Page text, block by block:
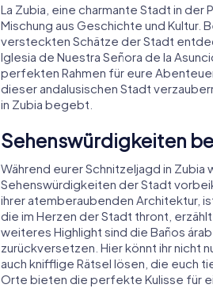
La Zubia, eine charmante Stadt in
Mischung aus Geschichte und Kultur.
versteckten Schätze der Stadt
Iglesia de Nuestra Señora de la
perfekten Rahmen für eure
dieser andalusischen Stadt
in Zubia begebt.
Sehenswürdigkeiten
Während eurer Schnitzeljagd in
Sehenswürdigkeiten der Stadt
ihrer atemberaubenden Architektur,
die im Herzen der Stadt thront,
weiteres Highlight sind die Baños
zurückversetzen. Hier könnt ihr nicht
auch knifflige Rätsel lösen, die euch
Orte bieten die perfekte Kulisse für